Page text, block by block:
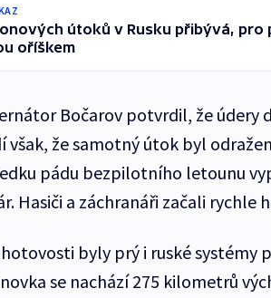
útoků v Rusku přibývá,
oříškem
Bočarov potvrdil, že údery
však, že samotný útok byl
pádu bezpilotního letounu
Hasiči a záchranáři začali rychle
byly prý i ruské systémy
se nachází 275 kilometrů